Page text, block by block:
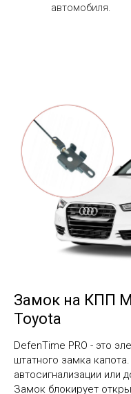
автомобиля.
Замок на КПП
Toyota
DefenTime PRO - это
штатного замка
автосигнализации или
Замок блокирует